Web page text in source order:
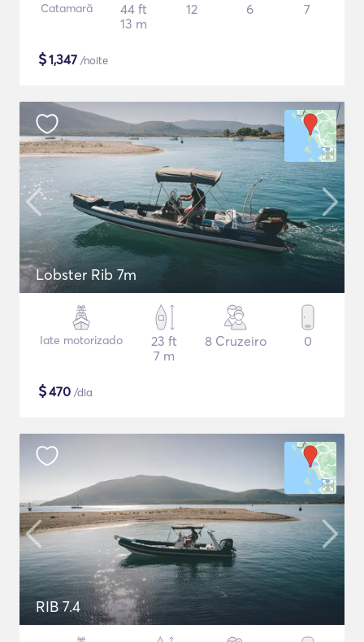
Catamarã
44 ft
13 m
12 6 7
$1,347 /noite
Lobster Rib 7m
Iate motorizado
23 ft
7 m
8 Cruzeiro 0
$470 /dia
RIB 7.4